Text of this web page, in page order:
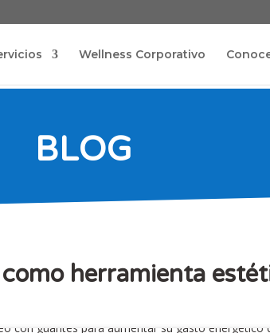
Wellness Corporativo
BLOG
herramienta